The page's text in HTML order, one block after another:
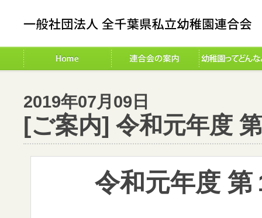
2019年07月09日
[ご案内] 令和元年度
令和元年度 第